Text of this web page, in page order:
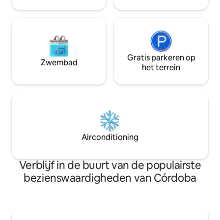
Zwembad
Gratis parkeren op
het terrein
Airconditioning
Verblijf in de buurt van de populairste
bezienswaardigheden van Córdoba